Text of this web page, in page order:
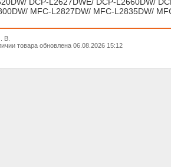
MFC-L2827DW/ MFC-L2835DW/
В.
товара обновлена 06.08.2026 15:12